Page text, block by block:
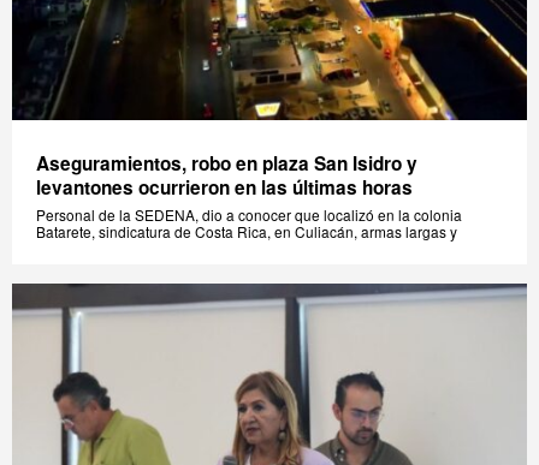
Aseguramientos, robo en plaza San Isidro y
levantones ocurrieron en las últimas horas
Personal de la SEDENA, dio a conocer que localizó en la colonia
Batarete, sindicatura de Costa Rica, en Culiacán, armas largas y